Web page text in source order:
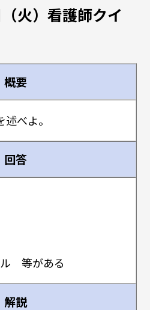
火）看護師クイ
概要
べよ。
回答
等がある
解説